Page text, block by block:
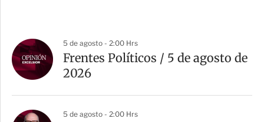
5 de agosto - 2:00 Hrs
Frentes Políticos / 5 de agosto de
2026
5 de agosto - 2:00 Hrs